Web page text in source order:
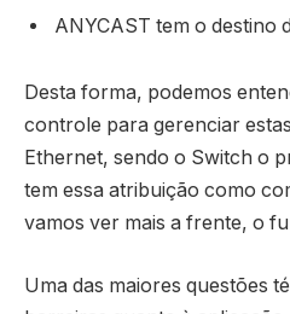
ANYCAST tem o destino
Desta forma, podemos
controle para gerenciar
Ethernet, sendo o Switch o
tem essa atribuição como
vamos ver mais a frente, o
Uma das maiores questões